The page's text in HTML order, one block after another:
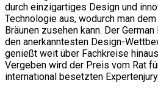
durch einzigartiges Design und
Technologie aus, wodurch man
Bräunen zusehen kann. Der
den anerkanntesten Design-
genießt weit über Fachkreise
Vergeben wird der Preis vom Rat
international besetzten Expertenjury.